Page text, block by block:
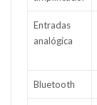
Entradas
analógica
Bluetooth